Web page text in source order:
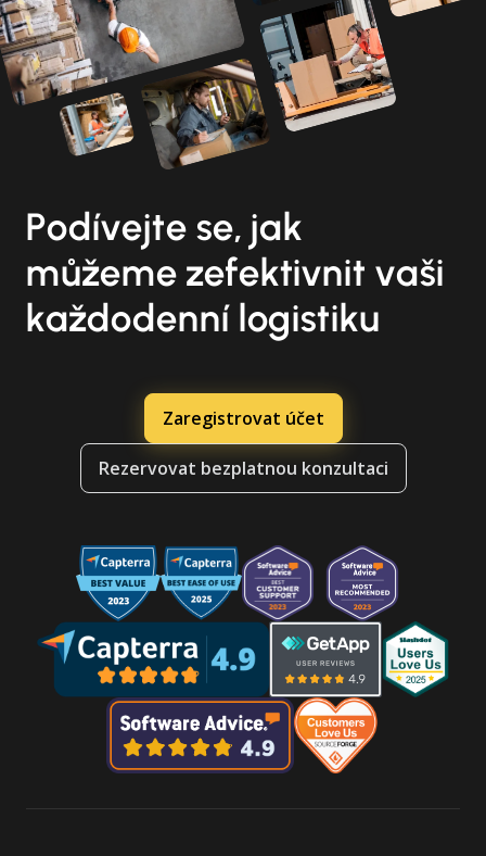
Podívejte se, jak
můžeme zefektivnit vaši
každodenní logistiku
Zaregistrovat účet
Rezervovat bezplatnou konzultaci